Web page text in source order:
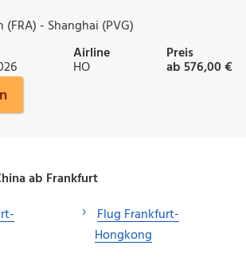
- Shanghai (PVG)
Airline
HO
Preis
ab 576,00 €
ab Frankfurt
Flug Frankfurt-
Hongkong